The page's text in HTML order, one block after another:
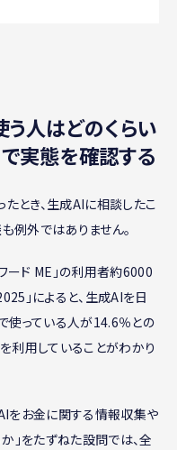
人はどのくらい
実態を確認する
とき、生成AIに相談したこ
例外ではありません。
ード ME」の利用者約6000
」によると、生成AIを日
使っている人が14.6％との
利用していることがわかり
をお金に関する情報収集や
」をたずねた設問では、全